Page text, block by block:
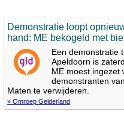
Demonstratie loopt
hand: ME bekogeld met
Een demonstratie
Apeldoorn is
ME moest ingezet
demonstranten
Maten te verwijderen.
» Omroep Gelderland